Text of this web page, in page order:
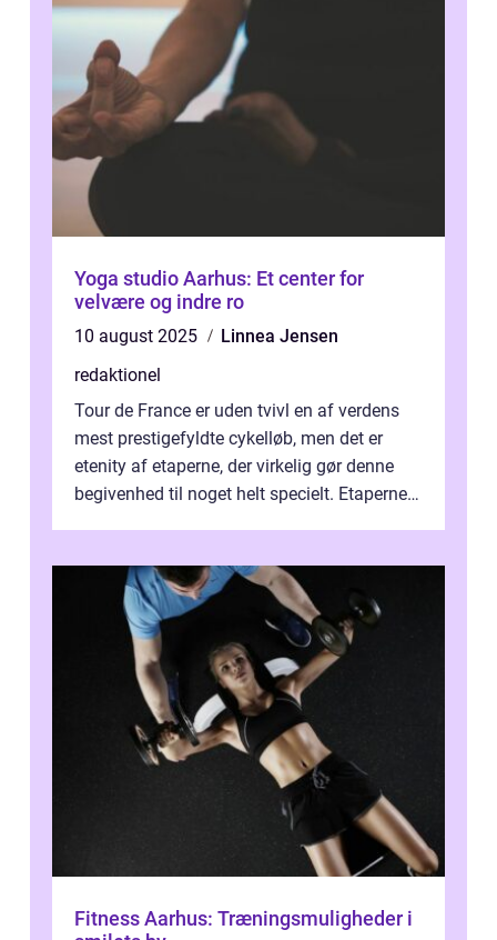
Yoga studio Aarhus: Et center for
velvære og indre ro
10 august 2025
Linnea Jensen
redaktionel
Tour de France er uden tvivl en af verdens
mest prestigefyldte cykelløb, men det er
etenity af etaperne, der virkelig gør denne
begivenhed til noget helt specielt. Etaperne i
Fitness Aarhus: Træningsmuligheder i